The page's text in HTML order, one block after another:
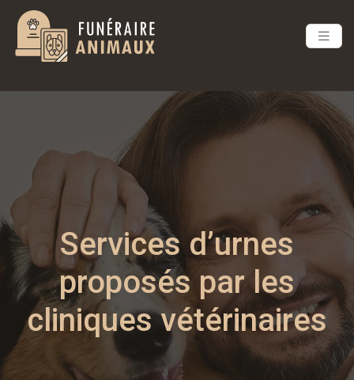
Services d’urnes
proposés par les
cliniques vétérinaires